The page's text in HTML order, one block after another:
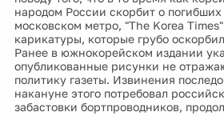
народом России скорбит о
московском метро, "The Korea
карикатуры, которые грубо
Ранее в южнокорейском издании
опубликованные рисунки не
политику газеты. Извинения
накануне этого потребовал
забастовки бортпроводников,